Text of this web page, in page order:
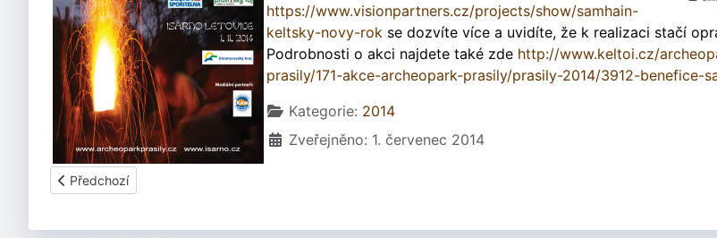
https://www.visionpartners.cz/projects/show/samhain-
keltsky-novy-rok se dozvíte více a uvidíte, že k realizaci stačí
Podrobnosti o akci najdete také zde http://www.keltoi.cz/
prasily/171-akce-archeopark-prasily/prasily-2014/3912-benefice-
Základní údaje
Kategorie: 2014
Zveřejněno: 1. červenec 2014
Předchozí článek: Blanenský deník 9.7.2014
Předchozí